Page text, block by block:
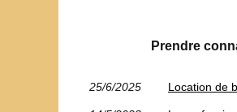
Prendre
25/6/2025 Location de